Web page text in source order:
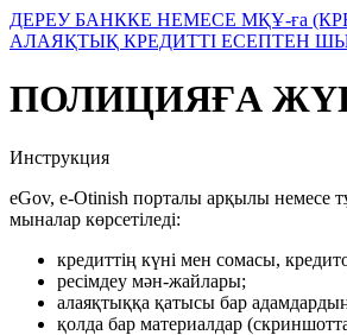
ДЕРЕУ БАНККЕ НЕМЕСЕ МҚҰ-ға
АЛАЯҚТЫҚ КРЕДИТТІ ЕСЕПТЕН
ПОЛИЦИЯҒА
Инструкция
eGov, e-Otinish порталы арқылы немесе
мыналар көрсетіледі:
кредиттің күні мен сомасы,
ресімдеу мән-жайлары;
алаяқтыққа қатысы бар
қолда бар материалдар